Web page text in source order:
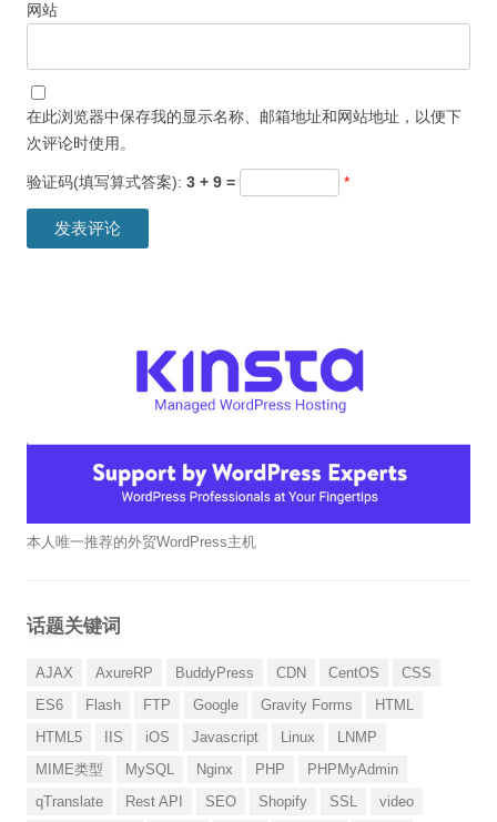
网站
在此浏览器中保存我的显示名称、邮箱地址和网站地址，以便下
次评论时使用。
验证码(填写算式答案): 3 + 9 = *
本人唯一推荐的外贸WordPress主机
话题关键词
AJAX AxureRP BuddyPress CDN CentOS
CSS
ES6
Flash FTP Google Gravity Forms
HTML
HTML5
IIS iOS Javascript Linux
LNMP
MIME类型
MySQL Nginx PHP
PHPMyAdmin
qTranslate
Rest API SEO Shopify SSL
video